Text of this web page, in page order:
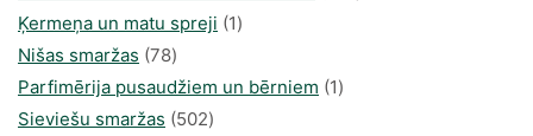
Ķermeņa un matu spreji 11
Nišas smaržas 7878
produkts
Parfimērija pusaudžiem un bērniem 11
Sieviešu smaržas 502502